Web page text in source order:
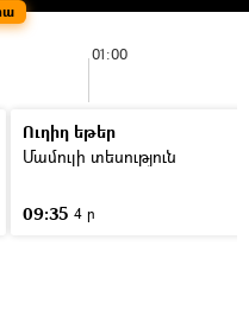
01:00
Ուղիղ եթեր
Մամուլի տեսություն
09:35 4 ր